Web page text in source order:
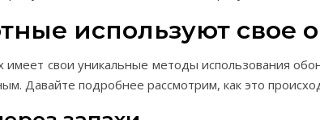
используют свое
свои уникальные методы использования
Давайте подробнее рассмотрим, как это